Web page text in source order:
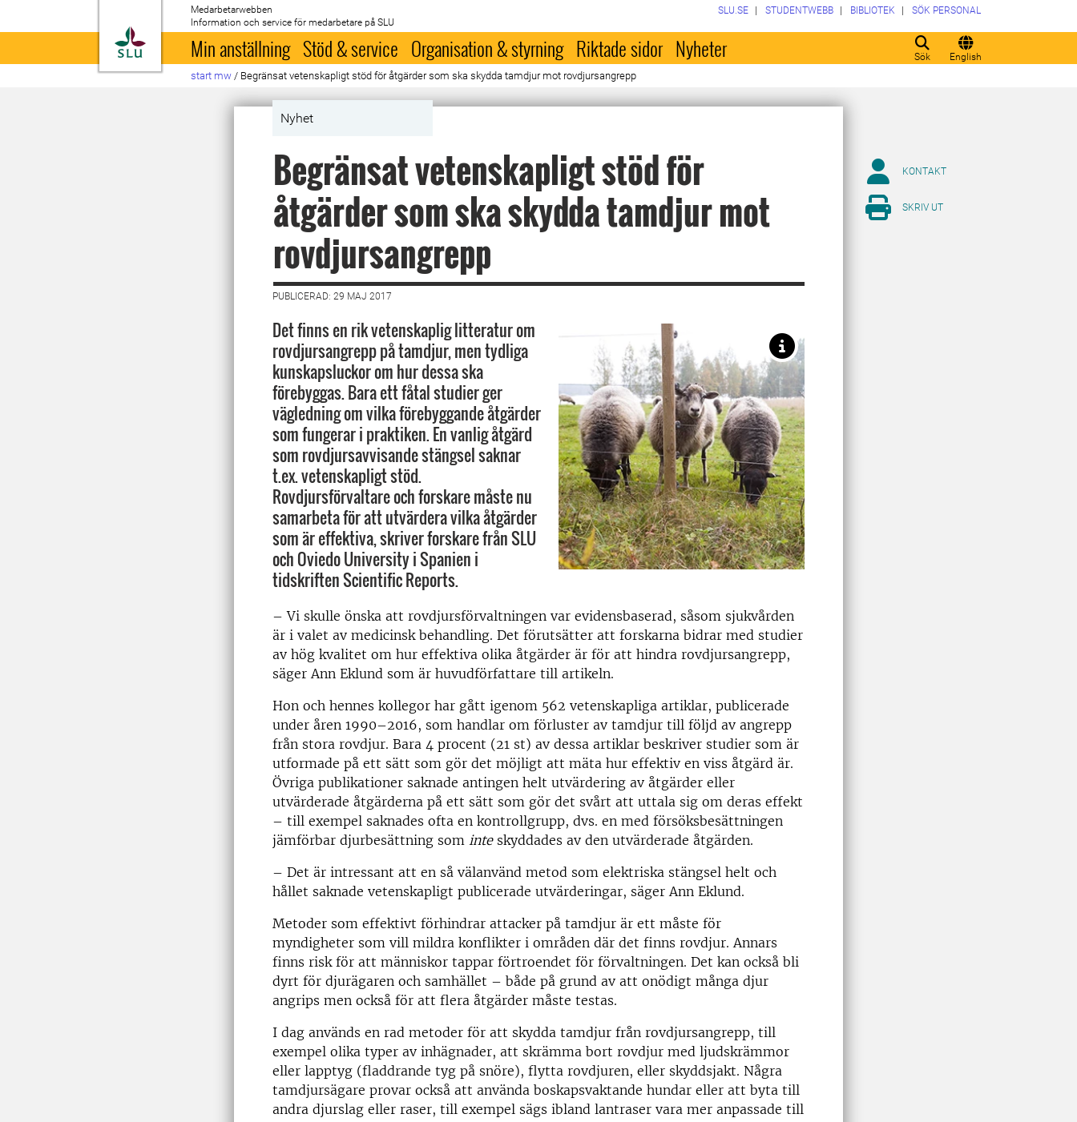
Till startsida
Medarbetarwebben
Information och service för medarbetare på SLU
Sök English
SLU.SE STUDENTWEBB BIBLIOTEK SÖK PERSONAL
Min anställning Stöd & service Organisation & styrning Riktade sidor Nyheter
start mw / Begränsat vetenskapligt stöd för åtgärder som ska skydda tamdjur mot rovdjursangrepp
Nyhet
Begränsat vetenskapligt stöd för
åtgärder som ska skydda tamdjur mot
rovdjursangrepp
PUBLICERAD: 29 MAJ 2017
Det finns en rik vetenskaplig litteratur om
rovdjursangrepp på tamdjur, men tydliga
kunskapsluckor om hur dessa ska
förebyggas. Bara ett fåtal studier ger
vägledning om vilka förebyggande åtgärder
som fungerar i praktiken. En vanlig åtgärd
som rovdjursavvisande stängsel saknar
t.ex. vetenskapligt stöd.
Rovdjursförvaltare och forskare måste nu
samarbeta för att utvärdera vilka åtgärder
som är effektiva, skriver forskare från SLU
och Oviedo University i Spanien i
tidskriften Scientific Reports.
– Vi skulle önska att rovdjursförvaltningen var evidensbaserad, såsom sjukvården
är i valet av medicinsk behandling. Det förutsätter att forskarna bidrar med studier
av hög kvalitet om hur effektiva olika åtgärder är för att hindra rovdjursangrepp,
säger Ann Eklund som är huvudförfattare till artikeln.
Hon och hennes kollegor har gått igenom 562 vetenskapliga artiklar, publicerade
under åren 1990–2016, som handlar om förluster av tamdjur till följd av angrepp
från stora rovdjur. Bara 4 procent (21 st) av dessa artiklar beskriver studier som är
utformade på ett sätt som gör det möjligt att mäta hur effektiv en viss åtgärd är.
Övriga publikationer saknade antingen helt utvärdering av åtgärder eller
utvärderade åtgärderna på ett sätt som gör det svårt att uttala sig om deras effekt
– till exempel saknades ofta en kontrollgrupp, dvs. en med försöksbesättningen
jämförbar djurbesättning som inteskyddades av den utvärderade åtgärden.
– Det är intressant att en så välanvänd metod som elektriska stängsel helt och
hållet saknade vetenskapligt publicerade utvärderingar, säger Ann Eklund.
Metoder som effektivt förhindrar attacker på tamdjur är ett måste för
myndigheter som vill mildra konflikter i områden där det finns rovdjur. Annars
finns risk för att människor tappar förtroendet för förvaltningen. Det kan också bli
dyrt för djurägaren och samhället – både på grund av att onödigt många djur
angrips men också för att flera åtgärder måste testas.
I dag används en rad metoder för att skydda tamdjur från rovdjursangrepp, till
exempel olika typer av inhägnader, att skrämma bort rovdjur med ljudskrämmor
eller lapptyg (fladdrande tyg på snöre), flytta rovdjuren, eller skyddsjakt. Några
tamdjursägare provar också att använda boskapsvaktande hundar eller att byta till
andra djurslag eller raser, till exempel sägs ibland lantraser vara mer anpassade till
KONTAKT
SKRIV UT